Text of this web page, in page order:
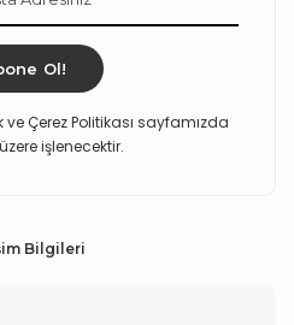
Ol!
ve Çerez Politikası sayfamızda
işlenecektir.
Bilgileri